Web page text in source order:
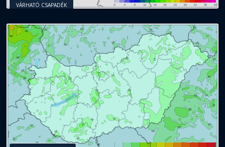
VÁRHATÓ CSAPADÉK